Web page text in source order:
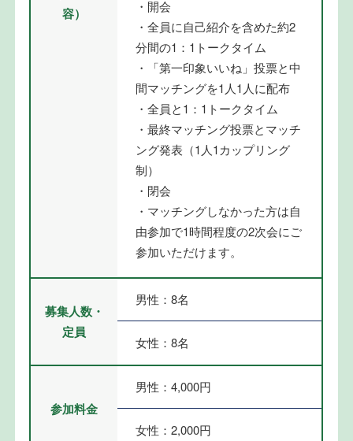
容）
・開会
・全員に自己紹介を含めた約2
分間の1：1トークタイム
・「第一印象いいね」投票と中
間マッチングを1人1人に配布
・全員と1：1トークタイム
・最終マッチング投票とマッチ
ング発表（1人1カップリング
制）
・閉会
・マッチングしなかった方は自
由参加で1時間程度の2次会にご
参加いただけます。
募集人数・
定員
男性：8名
女性：8名
参加料金
男性：4,000円
女性：2,000円